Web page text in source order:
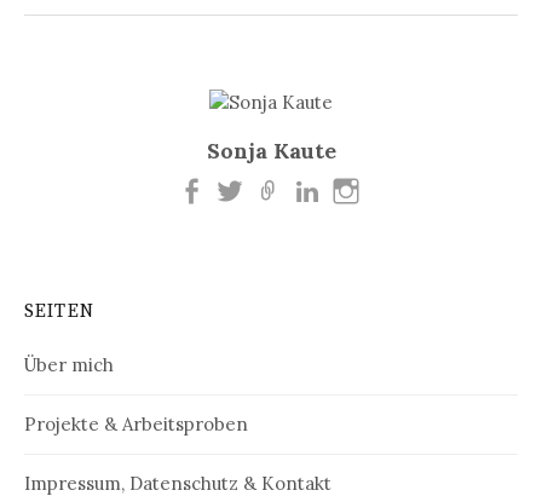
Sonja Kaute
SEITEN
Über mich
Projekte & Arbeitsproben
Impressum, Datenschutz & Kontakt